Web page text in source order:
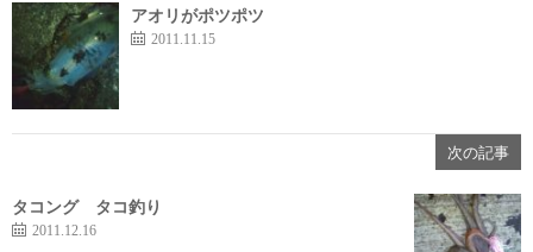
アオリがポツポツ
2011.11.15
次の記事
タコング タコ釣り
2011.12.16